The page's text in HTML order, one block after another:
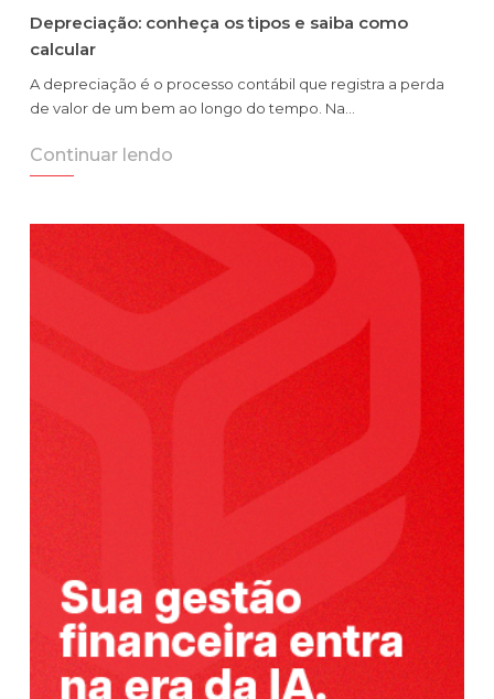
Depreciação: conheça os tipos e saiba como
calcular
A depreciação é o processo contábil que registra a perda
de valor de um bem ao longo do tempo. Na…
Continuar lendo